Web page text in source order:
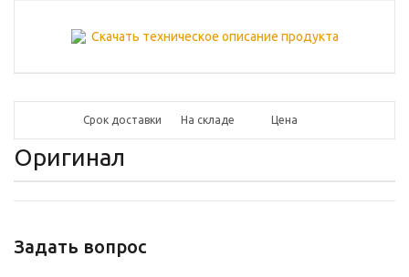
Скачать техническое описание продукта
Срок доставки На складе Цена
Оригинал
Задать вопрос